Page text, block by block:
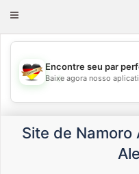
Toggle
💖
Encontre seu par
Baixe agora nosso
Site de Namoro